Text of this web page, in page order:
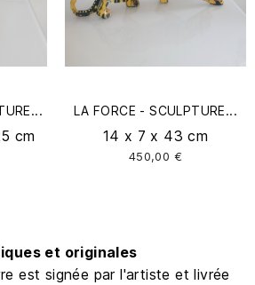
cm
LA FORCE - SCULPTURE...
14 x 7 x 43 cm
450,00 €
et originales
est signée par l'artiste et livrée